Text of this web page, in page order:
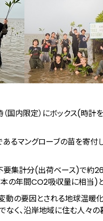
国内限定）にボックス(時計
マングローブの苗を寄付
集計分(出荷ベース)で約
の年間CO2吸収量に相当)と
の要因とされる地球温暖化
く、沿岸地域に住む人々の